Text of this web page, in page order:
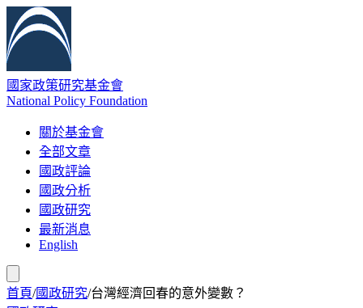
國家政策研究基金會
National Policy Foundation
關於基金會
全部文章
國政評論
國政分析
國政研究
最新消息
English
首頁/國政研究/台灣經濟回春的意外變數？